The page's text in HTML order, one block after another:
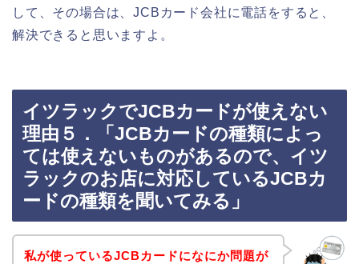
して、その場合は、JCBカード会社に電話をすると、
解決できると思いますよ。
イツラックでJCBカードが使えない
理由５．「JCBカードの種類によっ
ては使えないものがあるので、イツ
ラックのお店に対応しているJCBカ
ードの種類を聞いてみる」
私が使っているJCBカードになにか問題が